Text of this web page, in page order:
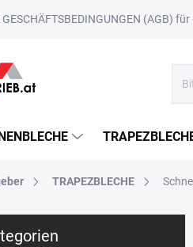
(AGB)
TRAPEZBLECHE